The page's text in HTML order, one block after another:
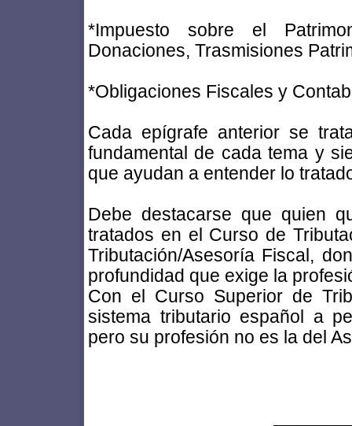
*Impuesto sobre el
Donaciones, Trasmisiones
*Obligaciones Fiscales y
Cada epígrafe anterior se
fundamental de cada tema y
que ayudan a entender lo
Debe destacarse que quien
tratados en el Curso de
Tributación/Asesoría Fiscal,
profundidad que exige la
Con el Curso Superior de
sistema tributario español a
pero su profesión no es la del